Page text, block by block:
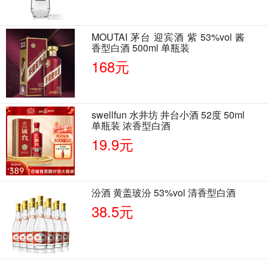
MOUTAI 茅台 迎宾酒 紫 53%vol 酱
香型白酒 500ml 单瓶装
168元
swellfun 水井坊 井台小酒 52度 50ml
单瓶装 浓香型白酒
19.9元
汾酒 黄盖玻汾 53%vol 清香型白酒
38.5元